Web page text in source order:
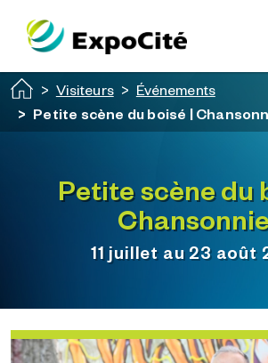
Passer au contenu principal
Visiteurs Événements
Petite scène du boisé |
Petite scène du
11 juillet au 23 août